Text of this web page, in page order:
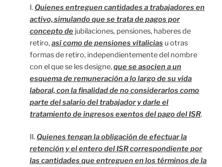
I. Quienes entreguen cantidades a trabajadores en
activo, simulando que se trata de pagos por
concepto de jubilaciones, pensiones, haberes de
retiro,así como de pensiones vitalicias u otras
formas de retiro, independientemente del nombre
con el que se les designe,que se asocien a un
esquema de remuneración a lo largo de su vida
laboral, con la finalidad de no considerarlos como
parte del salario del trabajador y darle el
tratamiento de ingresos exentos del pago del ISR.
II. Quienes tengan la obligación de efectuar la
retención y el entero del ISR correspondiente por
las cantidades que entreguen en los términos de la